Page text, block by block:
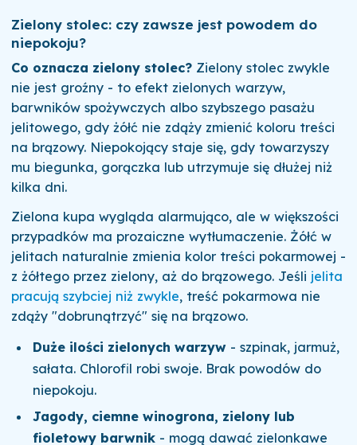
Zielony stolec: czy zawsze jest powodem do
niepokoju?
Co oznacza zielony stolec?Zielony stolec zwykle
nie jest groźny - to efekt zielonych warzyw,
barwników spożywczych albo szybszego pasażu
jelitowego, gdy żółć nie zdąży zmienić koloru treści
na brązowy. Niepokojący staje się, gdy towarzyszy
mu biegunka, gorączka lub utrzymuje się dłużej niż
kilka dni.
Zielona kupa wygląda alarmująco, ale w większości
przypadków ma prozaiczne wytłumaczenie. Żółć w
jelitach naturalnie zmienia kolor treści pokarmowej -
z żółtego przez zielony, aż do brązowego. Jeśli jelita
pracują szybciej niż zwykle, treść pokarmowa nie
zdąży "dobrunątrzyć" się na brązowo.
Duże ilości zielonych warzyw - szpinak, jarmuż,
sałata. Chlorofil robi swoje. Brak powodów do
niepokoju.
Jagody, ciemne winogrona, zielony lub
fioletowy barwnik - mogą dawać zielonkawe